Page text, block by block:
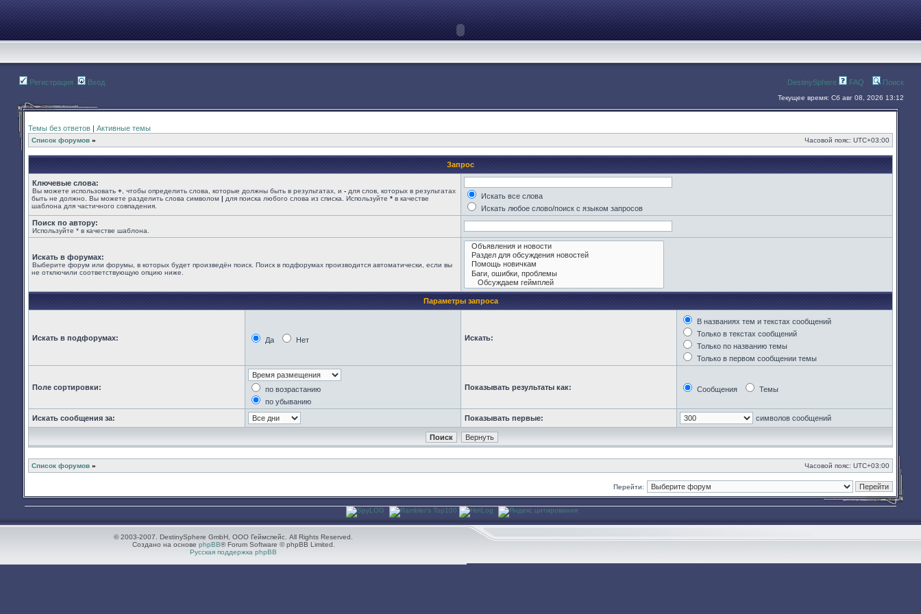
Регистрация Вход DestinySphere FAQ Поиск
Текущее время: Сб авг 08, 2026 13:12
Темы без ответов | Активные темы
Список форумов » Часовой пояс: UTC+03:00
Запрос
Ключевые слова:
Вы можете использовать + , чтобы определить слова, которые должны быть в результатах, и - для слов, которых в результатах
быть не должно. Вы можете разделить слова символом | для поиска любого слова из списка. Используйте * в качестве
шаблона для частичного совпадения.
Искать все слова
Искать любое слово/поиск с языком запросов
Поиск по автору:
Используйте * в качестве шаблона.
Искать в форумах:
Выберите форум или форумы, в которых будет произведён поиск. Поиск в подфорумах производится автоматически, если вы
не отключили соответствующую опцию ниже.
Параметры запроса
Искать в подфорумах: Да Нет Искать:
В названиях тем и текстах сообщений
Только в текстах сообщений
Только по названию темы
Только в первом сообщении темы
Поле сортировки:
по возрастанию
по убыванию
Показывать результаты как: Сообщения Темы
Искать сообщения за: Показывать первые: символов сообщений
Список форумов » Часовой пояс: UTC+03:00
Перейти:
© 2003-2007. DestinySphere GmbH, ООО Геймспейс. All Rights Reserved.
Создано на основе phpBB® Forum Software © phpBB Limited.
Русская поддержка phpBB